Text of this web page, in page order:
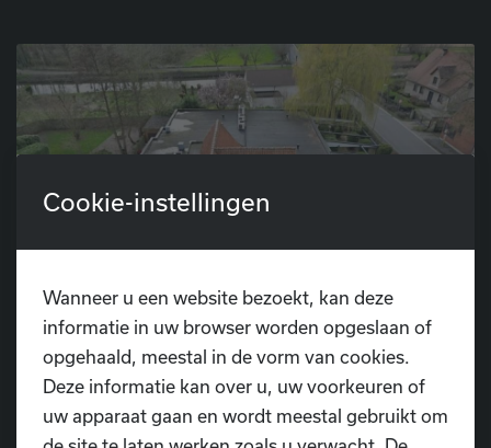
Cookie-instellingen
Wanneer u een website bezoekt, kan deze
informatie in uw browser worden opgeslaan of
opgehaald, meestal in de vorm van cookies.
Deze informatie kan over u, uw voorkeuren of
uw apparaat gaan en wordt meestal gebruikt om